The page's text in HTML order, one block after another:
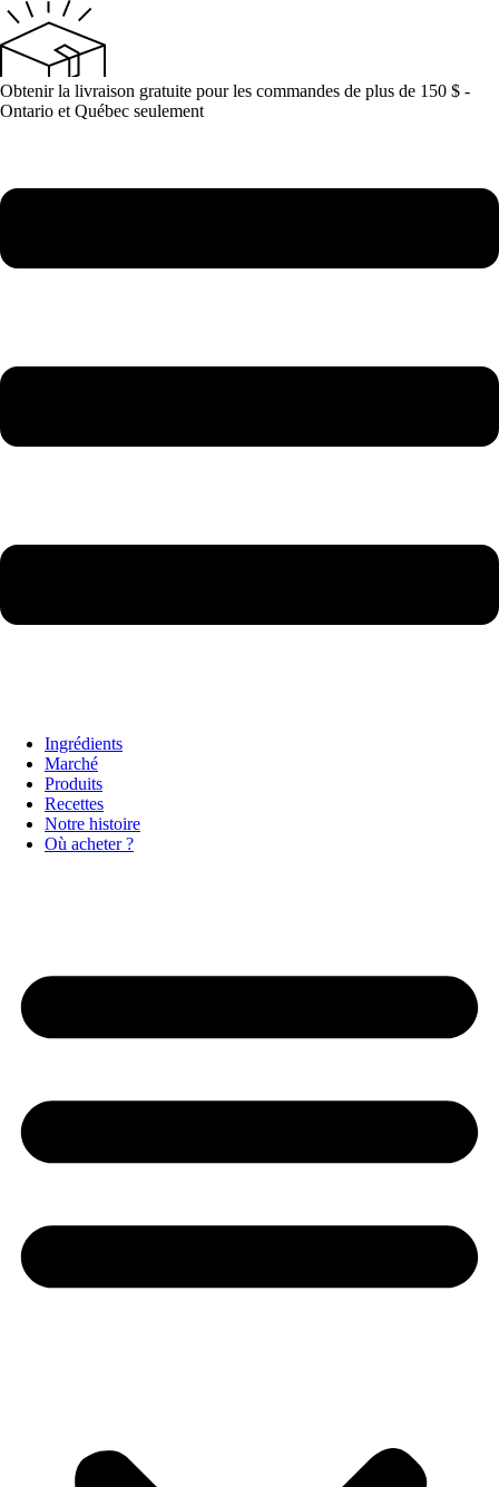
Aller
contenu
Obtenir la livraison gratuite pour les commandes de plus de 150 $ -
Ontario et Québec seulement
Ingrédients
Marché
Produits
Recettes
Notre histoire
Où acheter ?